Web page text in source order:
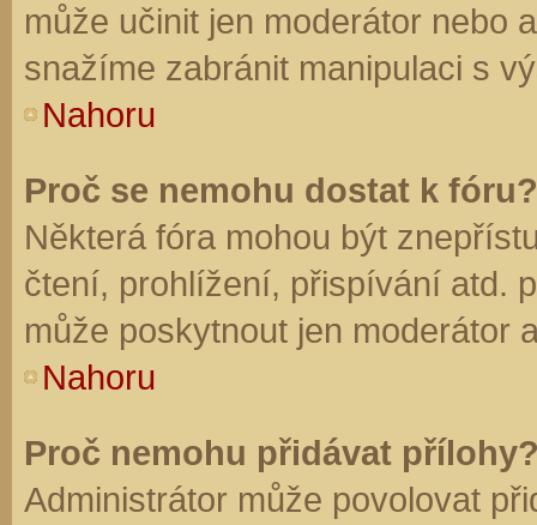
může učinit jen moderátor nebo
snažíme zabránit manipulaci s
Nahoru
Proč se nemohu dostat k fóru?
Některá fóra mohou být
čtení, prohlížení, přispívání atd.
může poskytnout jen moderátor
Nahoru
Proč nemohu přidávat
Administrátor může povolovat